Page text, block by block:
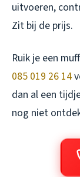
uitvoeren,
Zit bij de prijs.
Ruik je een
085 019 26 14
dan al een
nog niet